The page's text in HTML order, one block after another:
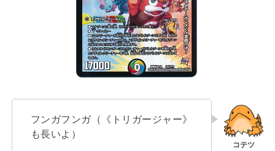
フンガフンガ（《トリガージャー》
も長いよ）